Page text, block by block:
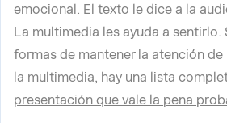
emocional. El texto le dice a la
La multimedia les ayuda a sentirlo.
formas de mantener la atención de
la multimedia, hay una lista
presentación que vale la pena